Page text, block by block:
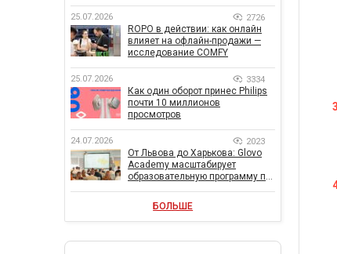
25.07.2026 2726
ROPO в действии: как онлайн
влияет на офлайн-продажи —
исследование COMFY
25.07.2026 3334
Как один оборот принес Philips
почти 10 миллионов
просмотров
24.07.2026 2023
От Львова до Харькова: Glovo
Academy масштабирует
образовательную программу по
бизнеса
БОЛЬШЕ